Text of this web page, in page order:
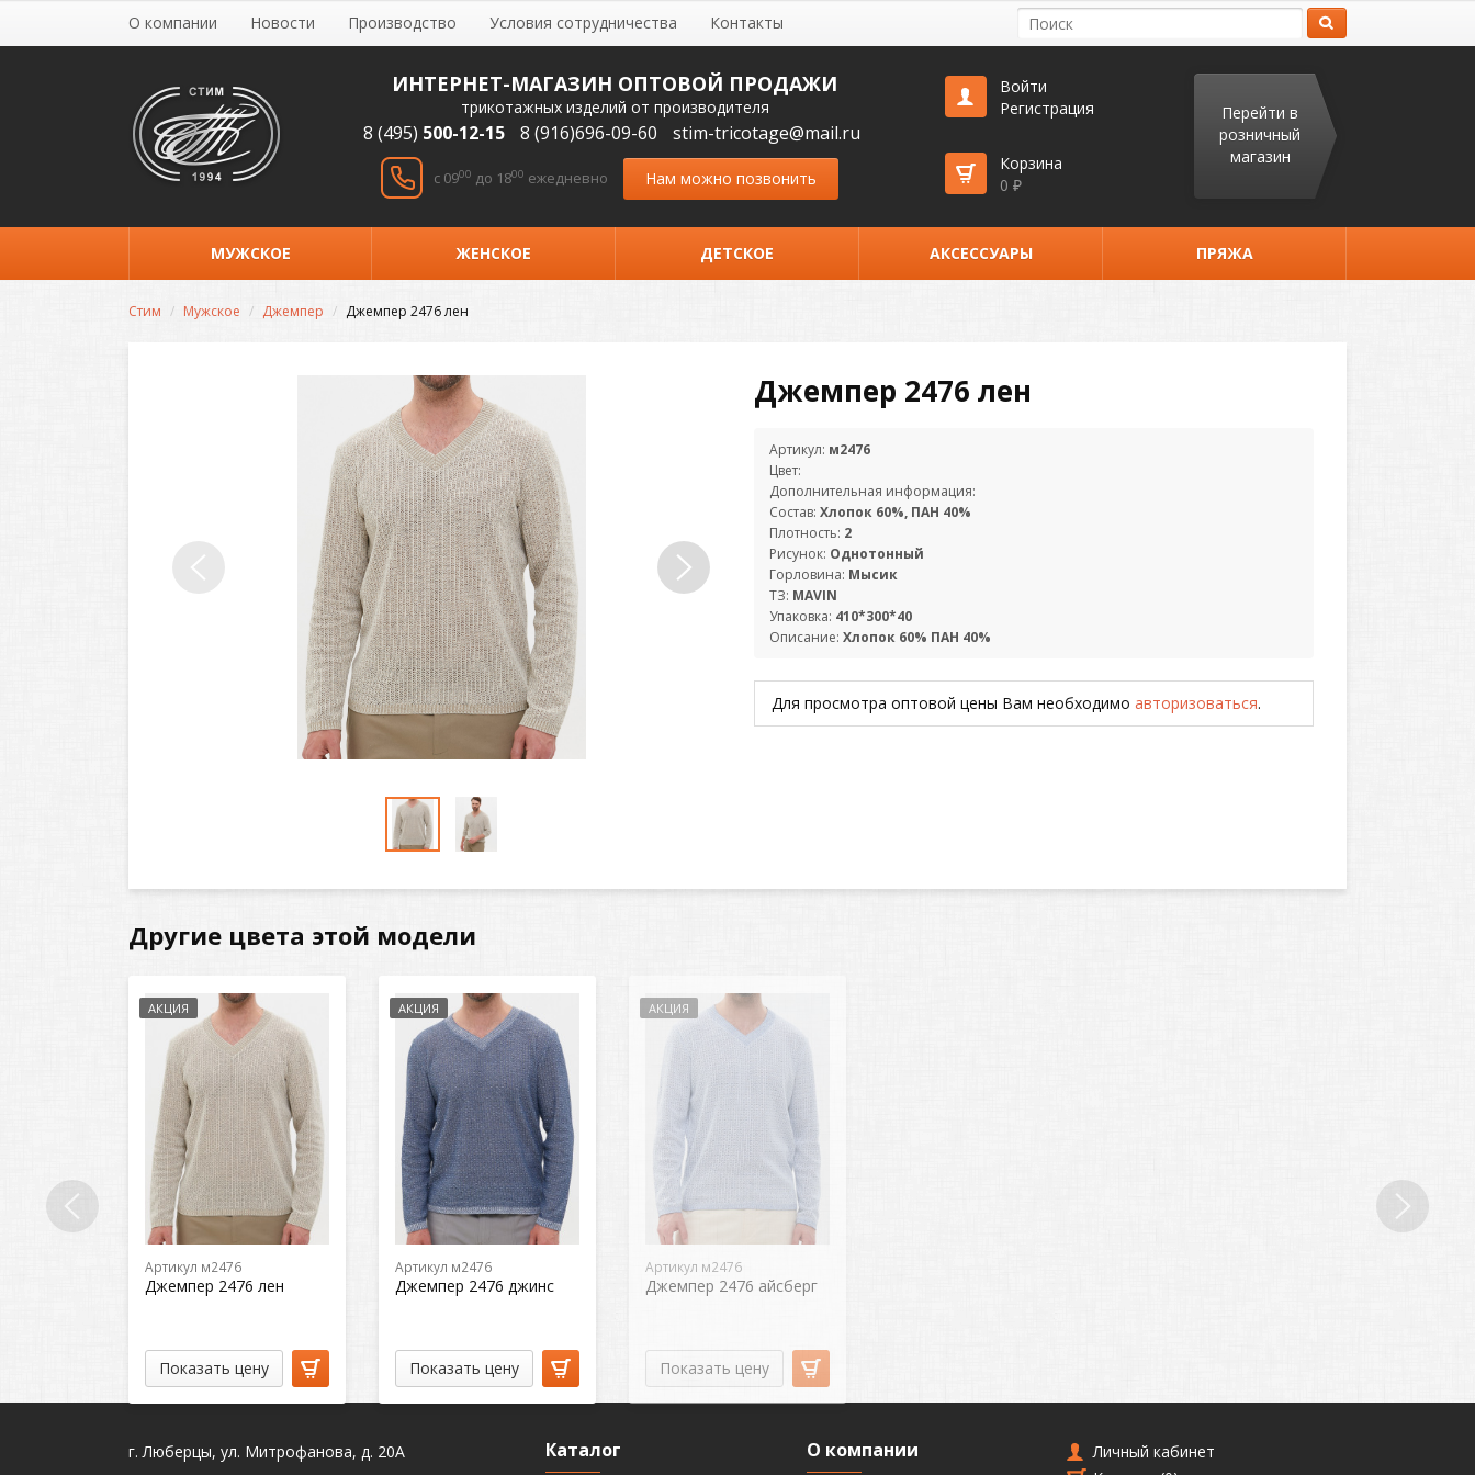
О компании Новости Производство Условия сотрудничества Контакты
ИНТЕРНЕТ-МАГАЗИН ОПТОВОЙ ПРОДАЖИ
трикотажных изделий от производителя
8 (495) 500-12-15 8 (916)696-09-60 stim-tricotage@mail.ru
c 0900 до 1800 ежедневно Нам можно позвонить
Войти
Регистрация
Корзина
0 ₽
Перейти в
розничный
магазин
МУЖСКОЕ ЖЕНСКОЕ ДЕТСКОЕ АКСЕССУАРЫ ПРЯЖА
Стим Мужское Джемпер Джемпер 2476 лен
Джемпер 2476 лен
Артикул: м2476
Цвет:
Дополнительная информация:
Состав: Хлопок 60%, ПАН 40%
Плотность: 2
Рисунок: Однотонный
Горловина: Мысик
ТЗ: MAVIN
Упаковка: 410*300*40
Описание: Хлопок 60% ПАН 40%
Для просмотра оптовой цены Вам необходимо авторизоваться.
Другие цвета этой модели
Артикул м2476
Джемпер 2476 лен
АКЦИЯ
Показать цену
Артикул м2476
Джемпер 2476 джинс
АКЦИЯ
Показать цену
Артикул м2476
Джемпер 2476 айсберг
АКЦИЯ
Показать цену
г. Люберцы, ул. Митрофанова, д. 20А Каталог О компании
Личный кабинет